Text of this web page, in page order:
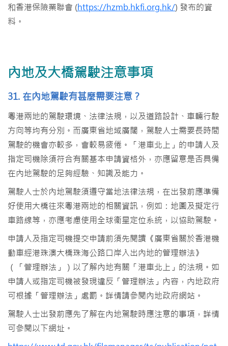
和香港保險業聯會 (https://hzmb.hkfi.org.hk/) 發布的資
料。
內地及大橋駕駛注意事項
31. 在內地駕駛有甚麼需要注意？
粵港兩地的駕駛環境、法律法規，以及道路設計、車輛行駛
方向等均有分別。而廣東省地域廣闊，駕駛人士需要長時間
駕駛的機會亦較多，會較易疲倦。「港車北上」的申請人及
指定司機除須符合有關基本申請資格外，亦應留意是否具備
在內地駕駛的足夠經驗、知識及能力。
駕駛人士於內地駕駛須遵守當地法律法規，在出發前應準備
好使用大橋往來粵港兩地的相關資訊，例如：地圖及擬定行
車路線等，亦應考慮使用全球衞星定位系統，以協助駕駛。
申請人及指定司機提交申請前須先閱讀《廣東省關於香港機
動車經港珠澳大橋珠海公路口岸入出內地的管理辦法》
（「管理辦法」）以了解內地有關「港車北上」的法規。如
申請人或指定司機被發現違反「管理辦法」內容，內地政府
可根據「管理辦法」處罰。詳情請參閱內地政府網站。
駕駛人士出發前應先了解在內地駕駛時應注意的事項，詳情
可參閱以下網址。